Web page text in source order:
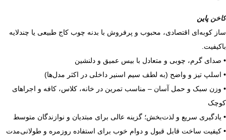
کاخن پاین
ساز کوبه‌ای اقتصادی، محبوب و پرفروش با بدنه چوب کاج طبیعی یا چندلایه
باکیفیت.
• صدای گرم، چوبی و متعادل با بیس عمیق و دلنشین
• اسلپ تیز و واضح (به لطف سیم اسنیر داخلی در اکثر مدل‌ها)
• وزن سبک و حمل آسان – مناسب تمرین در خانه، کلاس، کافه و اجراهای
کوچک
• یادگیری سریع و لذت‌بخش؛ گزینه عالی برای مبتدیان و نوازندگان متوسط
• کیفیت ساخت قابل قبول و دوام خوب برای استفاده روزمره و طولانی‌مدت